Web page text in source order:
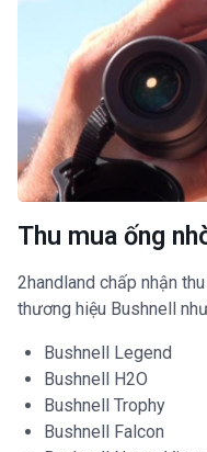
Thu mua ống
2handland chấp nhận
thương hiệu Bushnell
Bushnell Legend
Bushnell H2O
Bushnell Trophy
Bushnell Falcon